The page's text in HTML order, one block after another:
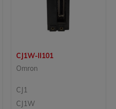
CJ1W-II101
Omron
CJ1
CJ1W